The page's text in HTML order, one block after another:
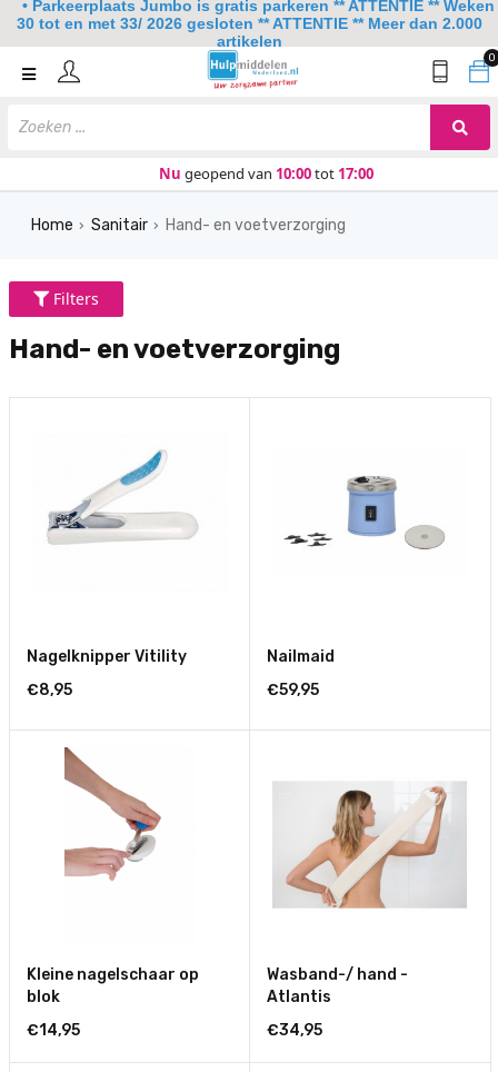
0
Nu geopend van 10:00tot 17:00
Home
Lezen en schrijven
Meer
Home › Sanitair › Hand- en voetverzorging
Filters
Hand- en voetverzorging
Nagelknipper Vitility
€8,95
Nailmaid
€59,95
Kleine nagelschaar op
blok
€14,95
Wasband-/ hand -
Atlantis
€34,95
• Parkeerplaats Jumbo is gratis parkeren ** ATTENTIE ** Weken
30 tot en met 33/ 2026 gesloten ** ATTENTIE ** Meer dan 2.000
artikelen